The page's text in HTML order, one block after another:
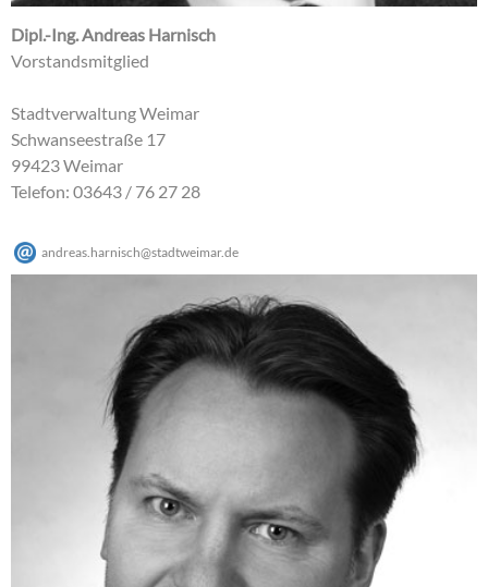
Dipl.-Ing. Andreas Harnisch
Vorstandsmitglied
Stadtverwaltung Weimar
Schwanseestraße 17
99423 Weimar
Telefon: 03643 / 76 27 28
andreas.harnisch@stadtweimar.de